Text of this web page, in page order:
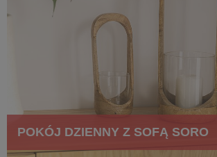
POKÓJ DZIENNY Z SOFĄ SORO